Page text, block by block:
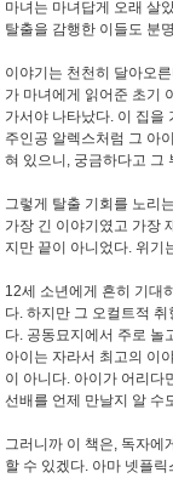
마녀는 마녀답게 오래 살
탈출을 감행한 이들도 분
이야기는 천천히 달아오
가 마녀에게 읽어준 초기
가서야 나타났다. 이 집을
주인공 알렉스처럼 그 아
혀 있으니, 궁금하다고 그
그렇게 탈출 기회를 노리
가장 긴 이야기였고 가장
지만 끝이 아니었다. 위기
12세 소년에게 흔히 기대
다. 하지만 그 오컬트적
다. 공동묘지에서 주로 놀
아이는 자라서 최고의 이
이 아니다. 아이가 어리다
선배를 언제 만날지 알 수
그러니까 이 책은, 독자에
할 수 있겠다. 아마 넷플